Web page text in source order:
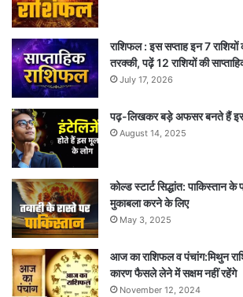
राशिफल : इस सप्ताह इन 7 राशियों
तरक्की, पढ़ें 12 राशियों की
July 17, 2026
पढ़-लिखकर बड़े अफसर बनते हैं
August 14, 2025
कोल्ड स्टार्ट सिद्धांत: पाकिस्तान
मुकाबला करने के लिए
May 3, 2025
आज का राशिफल व पंचांग:मिथुन
कारण फैसले लेने में सक्षम नहीं रहेंगे
November 12, 2024